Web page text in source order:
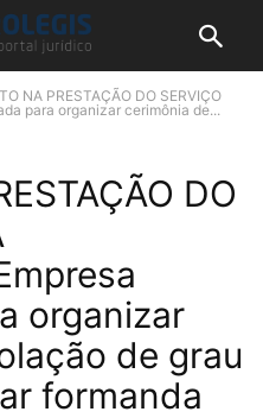
NA PRESTAÇÃO DO SERVIÇO
para organizar cerimônia de...
DO
organizar
de grau
formanda